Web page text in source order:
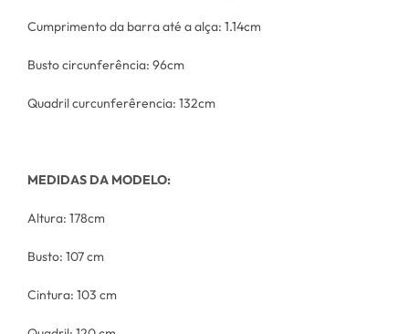
Cumprimento da barra até a alça: 1.14cm
Busto circunferência: 96cm
Quadril curcunferêrencia: 132cm
MEDIDAS DA MODELO:
Altura: 178cm
Busto: 107 cm
Cintura: 103 cm